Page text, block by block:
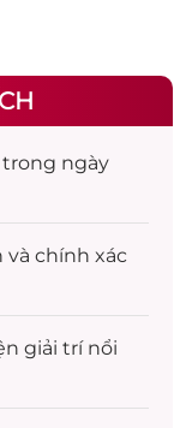
ngày
và chính xác
giải trínổi